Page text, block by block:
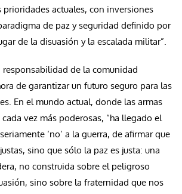
prioridades actuales, con inversiones
de paz y seguridad definido por
de la disuasión y la escalada militar”.
responsabilidad de la comunidad
de garantizar un futuro seguro para las
En el mundo actual, donde las armas
vez más poderosas, “ha llegado el
‘no’ a la guerra, de afirmar que
sino que sólo la paz es justa: una
no construida sobre el peligroso
sino sobre la fraternidad que nos